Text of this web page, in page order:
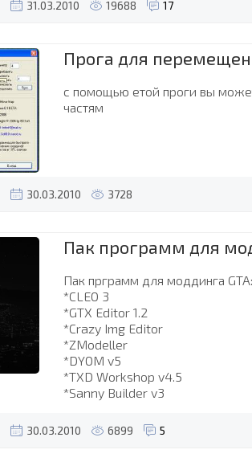
31.03.2010 19688 17
Прога для
с помощью етой проги вы
частям
30.03.2010 3728
Пак программ для
Пак прграмм для моддинга
*CLEO 3
*GTX Editor 1.2
*Crazy Img Editor
*ZModeller
*DYOM v5
*TXD Workshop v4.5
*Sanny Builder v3
30.03.2010 6899 5